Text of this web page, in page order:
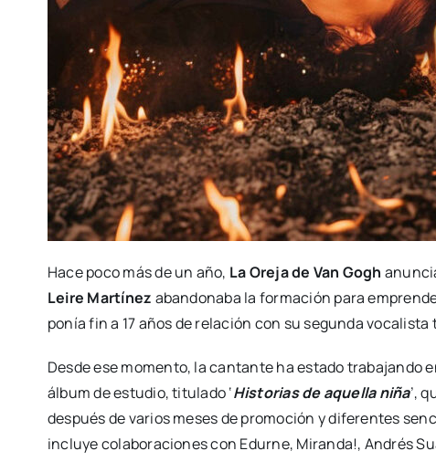
Hace poco más de un año, La Oreja de Van Gogh
Leire Martínez abandonaba la formación para
ponía fin a 17 años de relación con su segunda
Desde ese momento, la cantante ha estado trabajando
álbum de estudio, titulado ‘Historias de aquella niña’,
después de varios meses de promoción y diferentes
incluye colaboraciones con Edurne, Miranda!, Andrés